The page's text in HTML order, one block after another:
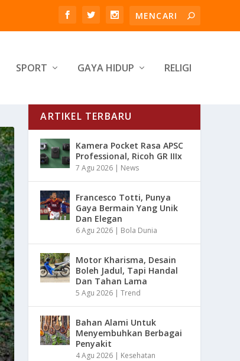
SPORT GAYA HIDUP RELIGI
ARTIKEL TERBARU
Kamera Pocket Rasa APSC
Professional, Ricoh GR IIIx
7 Agu 2026 | News
Francesco Totti, Punya
Gaya Bermain Yang Unik
Dan Elegan
6 Agu 2026 | Bola Dunia
Motor Kharisma, Desain
Boleh Jadul, Tapi Handal
Dan Tahan Lama
5 Agu 2026 |Trend
Bahan Alami Untuk
Menyembuhkan Berbagai
Penyakit
4 Agu 2026 | Kesehatan